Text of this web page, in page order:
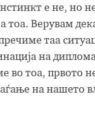
е не, но
тоа. Верувам
таа
на
во тоа, првото
на нашето